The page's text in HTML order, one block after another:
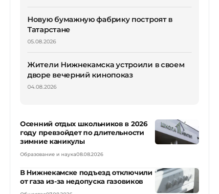
Новую бумажную фабрику построят в
Татарстане
05.08.2026
Жители Нижнекамска устроили в своем
дворе вечерний кинопоказ
04.08.2026
Осенний отдых школьников в 2026
году превзойдет по длительности
зимние каникулы
Образование и наука08.08.2026
В Нижнекамске подъезд отключили
от газа из-за недопуска газовиков